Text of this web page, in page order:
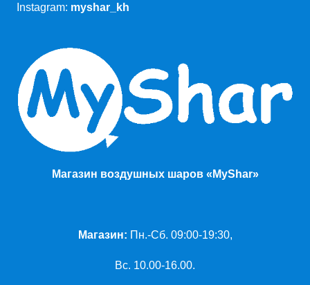
Instagram: myshar_kh
Магазин воздушных шаров «MyShar»
Магазин: Пн.-Сб. 09:00-19:30,
Вс. 10.00-16.00.